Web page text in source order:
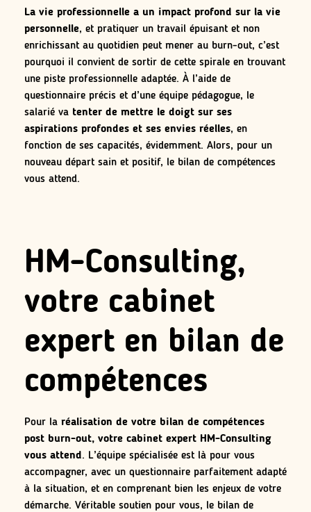
La vie professionnelle a un impact profond sur la vie
personnelle, et pratiquer un travail épuisant et non
enrichissant au quotidien peut mener au burn-out, c’est
pourquoi il convient de sortir de cette spirale en trouvant
une piste professionnelle adaptée. À l’aide de
questionnaire précis et d’une équipe pédagogue, le
salarié va tenter de mettre le doigt sur ses
aspirations profondes et ses envies réelles, en
fonction de ses capacités, évidemment. Alors, pour un
nouveau départ sain et positif, le bilan de compétences
vous attend.
HM-Consulting,
votre cabinet
expert en bilan de
compétences
Pour la réalisation de votre bilan de compétences
post burn-out, votre cabinet expert HM-Consulting
vous attend. L’équipe spécialisée est là pour vous
accompagner, avec un questionnaire parfaitement adapté
à la situation, et en comprenant bien les enjeux de votre
démarche. Véritable soutien pour vous, le bilan de